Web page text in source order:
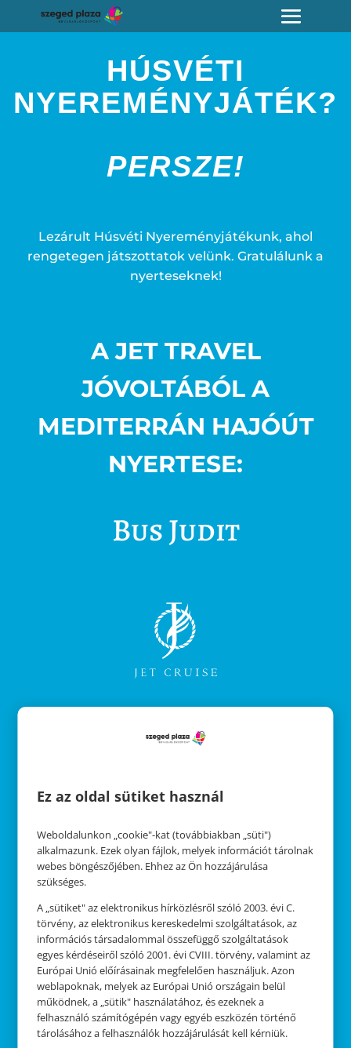
HÚSVÉTI
NYEREMÉNYJÁTÉK?
PERSZE!
Lezárult Húsvéti Nyereményjátékunk, ahol
rengetegen játszottatok velünk. Gratulálunk a
nyerteseknek!
A JET TRAVEL
JÓVOLTÁBÓL A
MEDITERRÁN HAJÓÚT
NYERTESE:
Bus Judit
A TCL SMART TV
Neszt-Lipka Vivien
A szerencsés nyertesekkel e-mailben vesszük fel a
Ez az oldal sütiket használ
Weboldalunkon „cookie"-kat (továbbiakban „süti")
alkalmazunk. Ezek olyan fájlok, melyek információt tárolnak
webes böngészőjében. Ehhez az Ön hozzájárulása
szükséges.
A „sütiket" az elektronikus hírközlésről szóló 2003. évi C.
törvény, az elektronikus kereskedelmi szolgáltatások, az
információs társadalommal összefüggő szolgáltatások
egyes kérdéseiről szóló 2001. évi CVIII. törvény, valamint az
Európai Unió előírásainak megfelelően használjuk. Azon
weblapoknak, melyek az Európai Unió országain belül
működnek, a „sütik" használatához, és ezeknek a
felhasználó számítógépén vagy egyéb eszközén történő
tárolásához a felhasználók hozzájárulását kell kérniük.